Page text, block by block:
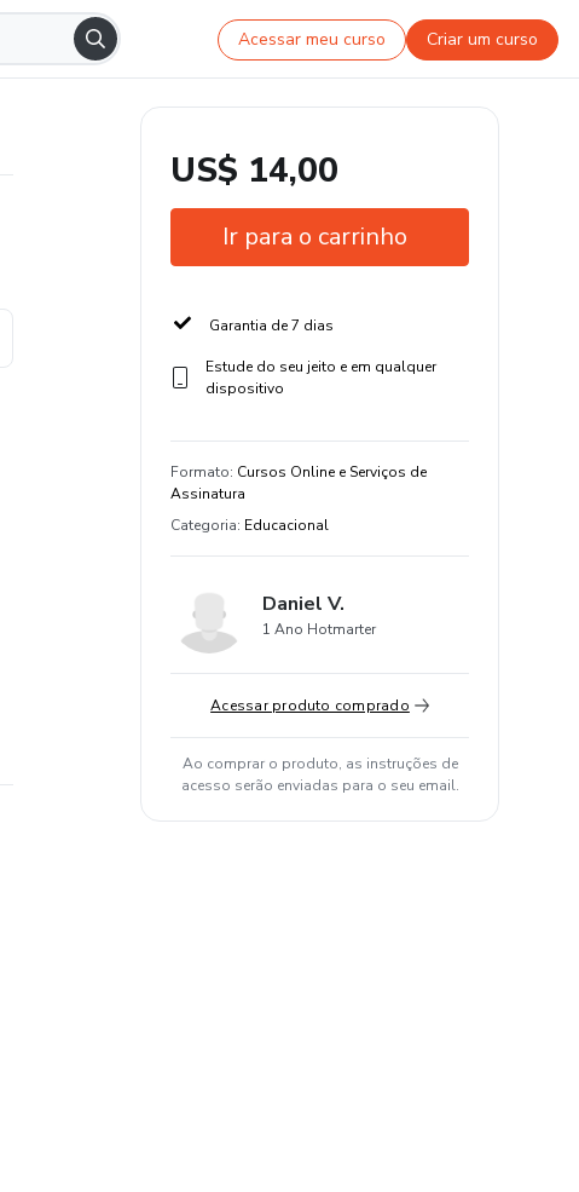
Acessar meu curso Criar um curso
US$ 14,00
Ir para o carrinho
Garantia de 7 dias
Estude do seu jeito e em qualquer
dispositivo
Formato: Cursos Online e Serviços de
Assinatura
Categoria: Educacional
Daniel V.
1 Ano Hotmarter
Acessar produto comprado
Ao comprar o produto, as instruções de
acesso serão enviadas para o seu email.